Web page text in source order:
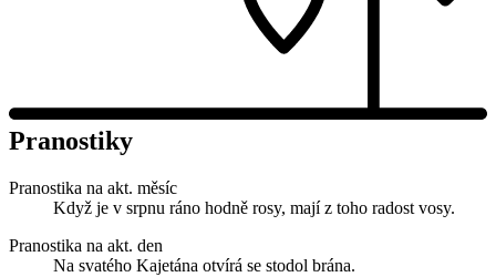
Pranostiky
Pranostika na akt. měsíc
Když je v srpnu ráno hodně rosy, mají z toho radost vosy.
Pranostika na akt. den
Na svatého Kajetána otvírá se stodol brána.